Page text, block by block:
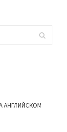
АНГЛИЙСКОМ